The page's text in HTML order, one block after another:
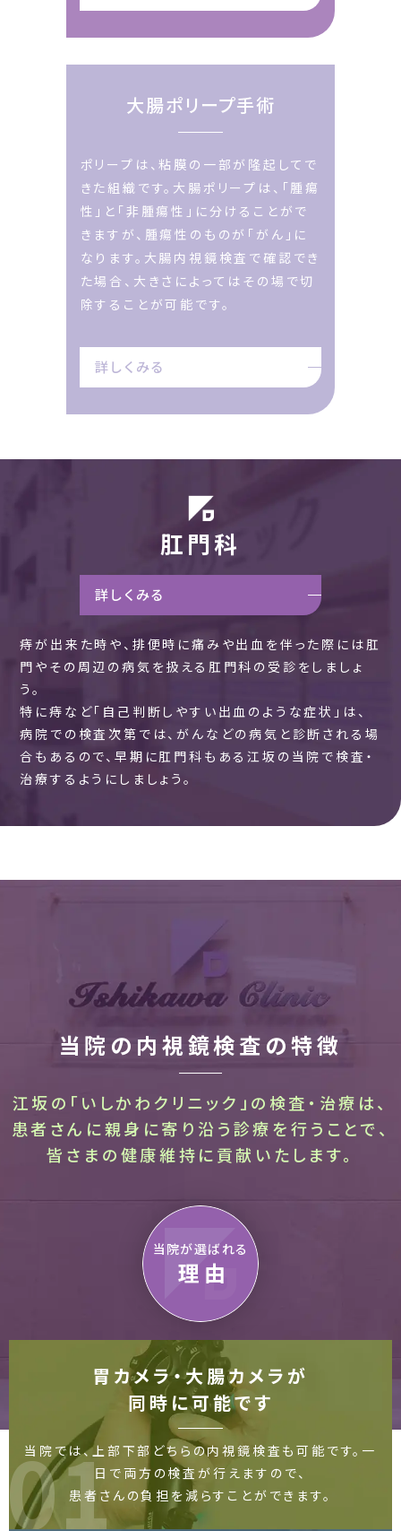
大腸ポリープ手術
ポリープは、粘膜の一部が隆起してで
きた組織です。大腸ポリープは、「腫瘍
性」と「非腫瘍性」に分けることがで
きますが、 腫瘍性のものが「がん」に
なります。大腸内視鏡検査で確認でき
た場合、大きさによってはその場で切
除することが可能です。
詳しくみる
肛門科
詳しくみる
痔が出来た時や、排便時に痛みや出血を伴った際には肛
門やその周辺の病気を扱える肛門科の受診をしましょ
う。
特に痔など「自己判断しやすい出血のような症状」は、
病院での検査次第では、がんなどの病気と診断される場
合もあるので、早期に肛門科もある江坂の当院で検査・
治療するようにしましょう。
当院の内視鏡検査の特徴
江坂の「いしかわクリニック」の検査・治療は、
患者さんに親身に寄り沿う診療を行うことで、
皆さまの健康維持に貢献いたします。
胃カメラ・大腸カメラが
同時に可能です
当院では、上部下部どちらの内視鏡検査も可能です。一
日で両方の検査が行えますので、
患者さんの負担を減らすことができます。
01
当院が選ばれる
理由